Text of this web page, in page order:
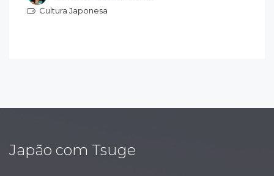
Cultura Japonesa
Japão com Tsuge